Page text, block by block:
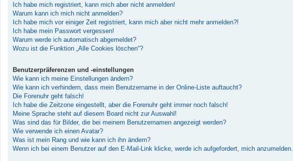
Ich habe mich registriert, kann mich aber nicht anmelden!
Warum kann ich mich nicht anmelden?
Ich habe mich vor einiger Zeit registriert, kann mich aber nicht mehr anmelden?!
Ich habe mein Passwort vergessen!
Warum werde ich automatisch abgemeldet?
Wozu ist die Funktion „Alle Cookies löschen“?
Benutzerpräferenzen und -einstellungen
Wie kann ich meine Einstellungen ändern?
Wie kann ich verhindern, dass mein Benutzername in der Online-Liste auftaucht?
Die Forenuhr geht falsch!
Ich habe die Zeitzone eingestellt, aber die Forenuhr geht immer noch falsch!
Meine Sprache steht auf diesem Board nicht zur Auswahl!
Was sind das für Bilder, die bei meinem Benutzernamen angezeigt werden?
Wie verwende ich einen Avatar?
Was ist mein Rang und wie kann ich ihn ändern?
Wenn ich bei einem Benutzer auf den E-Mail-Link klicke, werde ich aufgefordert, mich anzumelden.